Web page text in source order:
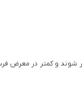
و کمتر در معرض